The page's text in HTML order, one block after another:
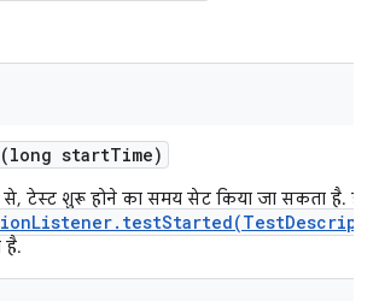
(long startTime)
टेस्ट शुरू होने का समय सेट किया जा सकता है.
है.